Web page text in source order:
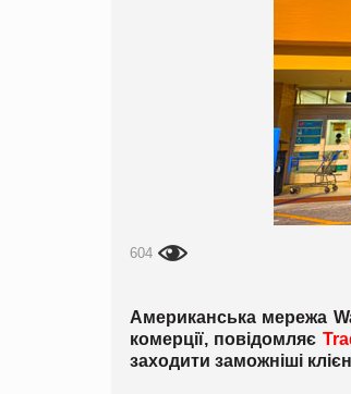
604
Американська мережа
комерції, повідомляє
заходити заможніші